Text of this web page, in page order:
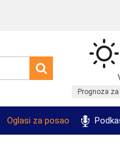
Prognoza
Oglasi za posao